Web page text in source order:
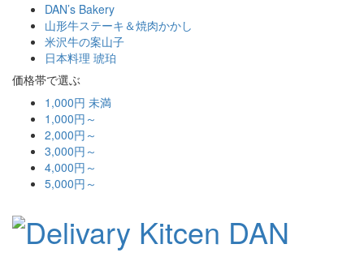
DAN’s Bakery
山形牛ステーキ＆焼肉かかし
米沢牛の案山子
日本料理 琥珀
価格帯で選ぶ
1,000円 未満
1,000円～
2,000円～
3,000円～
4,000円～
5,000円～